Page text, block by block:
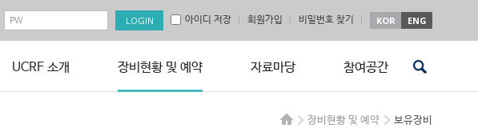
아이디 저장 회원가입 비밀번호 찾기 KOR ENG
UCRF 소개 장비현황 및 예약 자료마당 참여공간
장비현황 및 예약 보유장비